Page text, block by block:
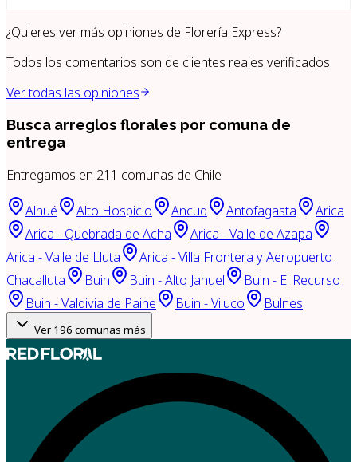
¿Quieres ver más opiniones de Florería Express?
Todos los comentarios son de clientes reales verificados.
Ver todas las opiniones
Busca arreglos florales por comuna de
entrega
Entregamos en 211 comunas de Chile
Alhué Alto Hospicio Ancud Antofagasta
Arica
Arica - Quebrada de Acha
Arica - Valle de Azapa
Arica - Valle de Lluta
Arica - Villa Frontera y Aeropuerto
Chacalluta
Buin Buin - Alto Jahuel
Buin - El Recurso
Buin - Valdivia de Paine
Buin - Viluco Bulnes
Ver 196 comunas más